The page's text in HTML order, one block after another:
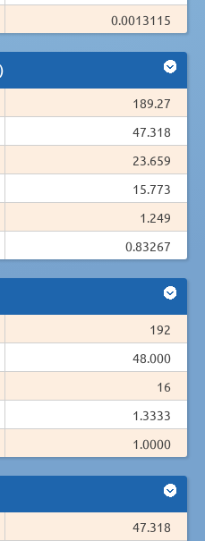
0.0013115
189.27
47.318
23.659
15.773
1.249
0.83267
192
48.000
16
1.3333
1.0000
47.318